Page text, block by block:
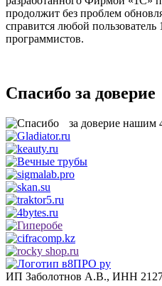
продолжит без проблем
справится любой
программистов.
Спасибо за доверие
за доверие нашим
ИП Заболотнов А.В., ИНН